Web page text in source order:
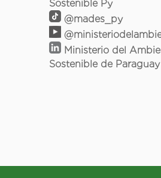
Sostenible Py
@mades_py
Ministerio del
Sostenible de Paraguay